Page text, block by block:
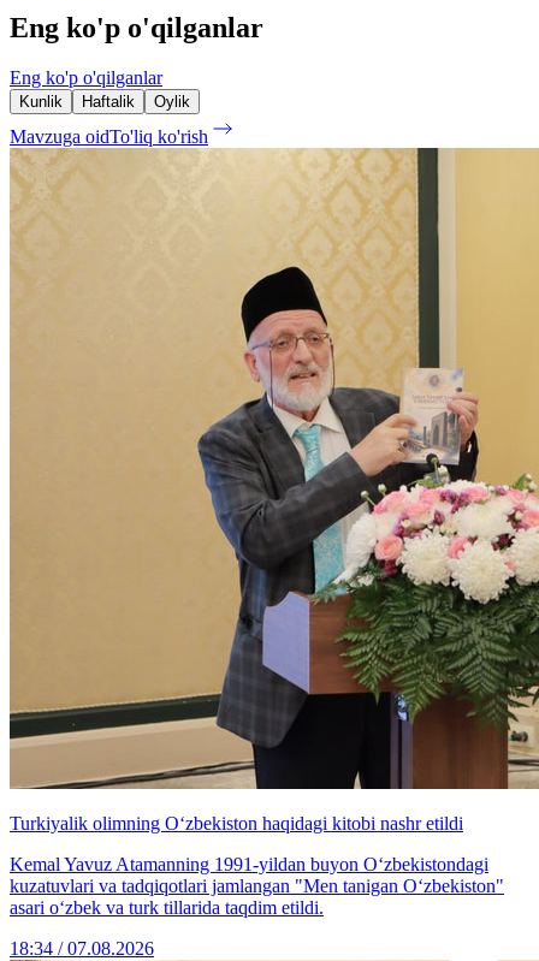
Eng ko'p o'qilganlar
Eng ko'p o'qilganlar
Kunlik Haftalik Oylik
Mavzuga oidTo'liq ko'rish
Turkiyalik olimning O‘zbekiston haqidagi kitobi nashr etildi
Kemal Yavuz Atamanning 1991-yildan buyon O‘zbekistondagi
kuzatuvlari va tadqiqotlari jamlangan "Men tanigan O‘zbekiston"
asari o‘zbek va turk tillarida taqdim etildi.
18:34 / 07.08.2026